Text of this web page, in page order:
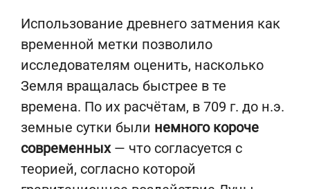
Использование древнего затмения как
временной метки позволило
исследователям оценить, насколько
Земля вращалась быстрее в те
времена. По их расчётам, в 709 г. до н.э.
земные сутки были немного короче
современных— что согласуется с
теорией, согласно которой